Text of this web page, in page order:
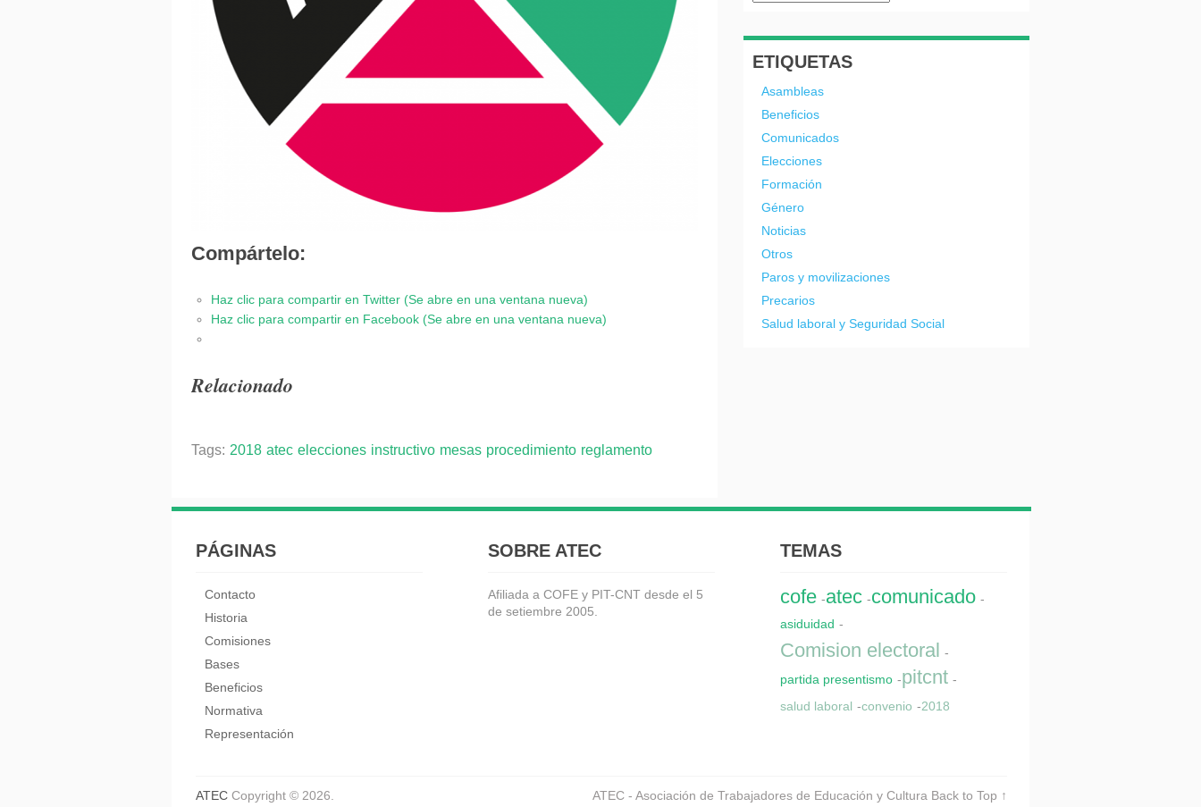
Compártelo:
Haz clic para compartir en Twitter (Se abre en una ventana nueva)
Haz clic para compartir en Facebook (Se abre en una ventana nueva)
Relacionado
Tags: 2018 atec elecciones instructivo mesas procedimiento reglamento
ETIQUETAS
Asambleas
Beneficios
Comunicados
Elecciones
Formación
Género
Noticias
Otros
Paros y movilizaciones
Precarios
Salud laboral y Seguridad Social
PÁGINAS
Contacto
Historia
Comisiones
Bases
Beneficios
Normativa
Representación
SOBRE ATEC
Afiliada a COFE y PIT-CNT desde el 5
de setiembre 2005.
TEMAS
cofe -atec -comunicado -
asiduidad -
Comision electoral -
partida presentismo -pitcnt -
salud laboral -convenio -2018
ATECCopyright © 2026. ATEC - Asociación de Trabajadores de Educación y Cultura Back to Top ↑